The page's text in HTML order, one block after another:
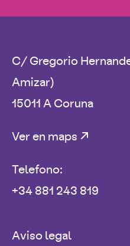
C/ Gregorio
Amizar)
15011 A Coruna
Ver en maps
Telefono:
+34 881 243 819
Aviso legal